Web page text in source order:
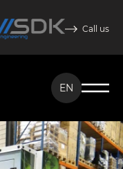
Call us
EN
EN